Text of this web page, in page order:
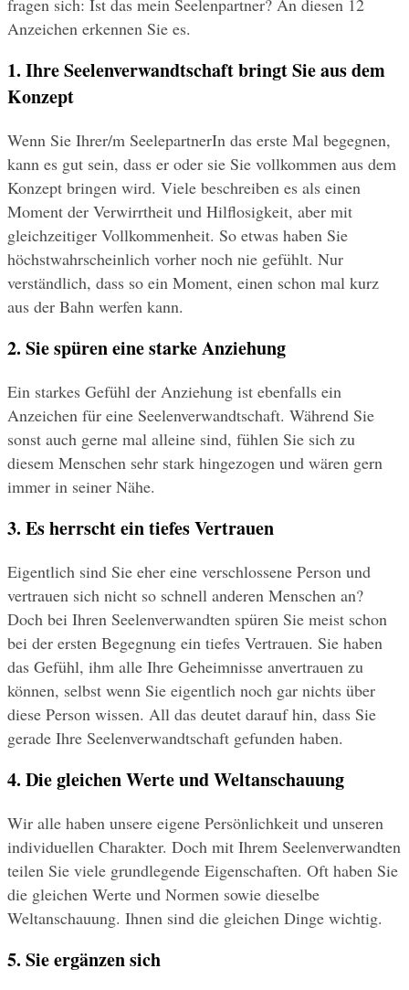
fragen sich: Ist das mein Seelenpartner? An diesen 12
Anzeichen erkennen Sie es.
1. Ihre Seelenverwandtschaft bringt Sie aus dem
Konzept
Wenn Sie Ihrer/m SeelepartnerIn das erste Mal begegnen,
kann es gut sein, dass er oder sie Sie vollkommen aus dem
Konzept bringen wird. Viele beschreiben es als einen
Moment der Verwirrtheit und Hilflosigkeit, aber mit
gleichzeitiger Vollkommenheit. So etwas haben Sie
höchstwahrscheinlich vorher noch nie gefühlt. Nur
verständlich, dass so ein Moment, einen schon mal kurz
aus der Bahn werfen kann.
2. Sie spüren eine starke Anziehung
Ein starkes Gefühl der Anziehung ist ebenfalls ein
Anzeichen für eine Seelenverwandtschaft. Während Sie
sonst auch gerne mal alleine sind, fühlen Sie sich zu
diesem Menschen sehr stark hingezogen und wären gern
immer in seiner Nähe.
3. Es herrscht ein tiefes Vertrauen
Eigentlich sind Sie eher eine verschlossene Person und
vertrauen sich nicht so schnell anderen Menschen an?
Doch bei Ihren Seelenverwandten spüren Sie meist schon
bei der ersten Begegnung ein tiefes Vertrauen. Sie haben
das Gefühl, ihm alle Ihre Geheimnisse anvertrauen zu
können, selbst wenn Sie eigentlich noch gar nichts über
diese Person wissen. All das deutet darauf hin, dass Sie
gerade Ihre Seelenverwandtschaft gefunden haben.
4. Die gleichen Werte und Weltanschauung
Wir alle haben unsere eigene Persönlichkeit und unseren
individuellen Charakter. Doch mit Ihrem Seelenverwandten
teilen Sie viele grundlegende Eigenschaften. Oft haben Sie
die gleichen Werte und Normen sowie dieselbe
Weltanschauung. Ihnen sind die gleichen Dinge wichtig.
5. Sie ergänzen sich